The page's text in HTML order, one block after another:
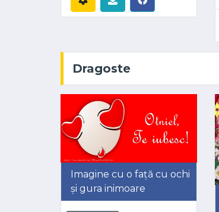
Dragoste
Imagine cu o față cu ochi
și gura inimoare